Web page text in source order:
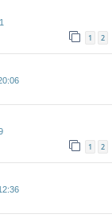
1 2
1 2